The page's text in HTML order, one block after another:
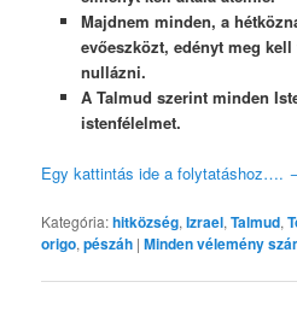
Majdnem minden, a
evőeszközt, edényt meg
nullázni.
A Talmud szerint minden
istenfélelmet.
Egy kattintás ide a folytatáshoz….
Kategória:hitközség,Izrael,Talmud,
origo,pészáh |Minden vélemény